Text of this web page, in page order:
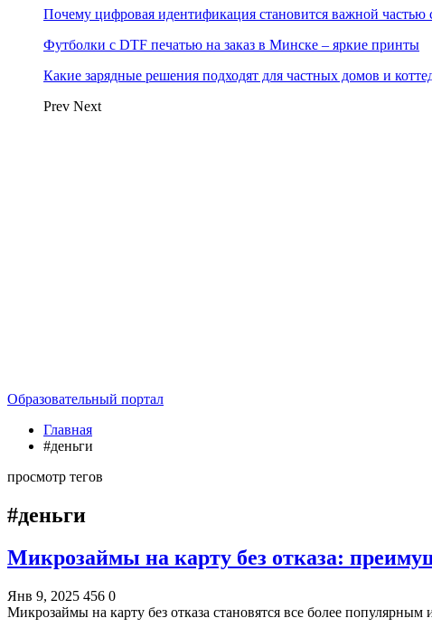
Почему цифровая идентификация становится важной частью
Футболки с DTF печатью на заказ в Минске – яркие принты
Какие зарядные решения подходят для частных домов и
Prev Next
Образовательный портал
Главная
#деньги
просмотр тегов
#деньги
Микрозаймы на карту без отказа:
Янв 9, 2025 456 0
Микрозаймы на карту без отказа становятся все более